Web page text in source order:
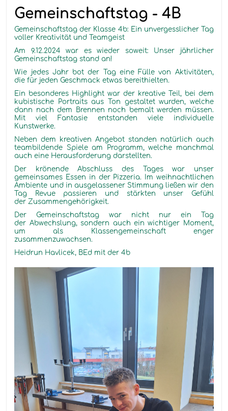
Gemeinschaftstag - 4B
Gemeinschaftstag der Klasse 4b: Ein unvergesslicher Tag
voller Kreativität und Teamgeist
Am 9.12.2024 war es wieder soweit: Unser jährlicher
Gemeinschaftstag stand an!
Wie jedes Jahr bot der Tag eine Fülle von Aktivitäten,
die für jeden Geschmack etwas bereithielten.
Ein besonderes Highlight war der kreative Teil, bei dem
kubistische Portraits aus Ton gestaltet wurden, welche
dann nach dem Brennen noch bemalt werden müssen.
Mit viel Fantasie entstanden viele individuelle
Kunstwerke.
Neben dem kreativen Angebot standen natürlich auch
teambildende Spiele am Programm, welche manchmal
auch eine Herausforderung darstellten.
Der krönende Abschluss des Tages war unser
gemeinsames Essen in der Pizzeria. Im weihnachtlichen
Ambiente und in ausgelassener Stimmung ließen wir den
Tag Revue passieren und stärkten unser Gefühl
der Zusammengehörigkeit.
Der Gemeinschaftstag war nicht nur ein Tag
der Abwechslung, sondern auch ein wichtiger Moment,
um als Klassengemeinschaft enger
zusammenzuwachsen.
Heidrun Havlicek, BEd mit der 4b